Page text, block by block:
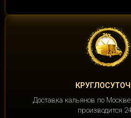
Доставка кальянов по
производится